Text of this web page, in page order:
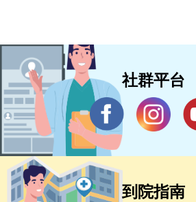
社群平台
到院指南